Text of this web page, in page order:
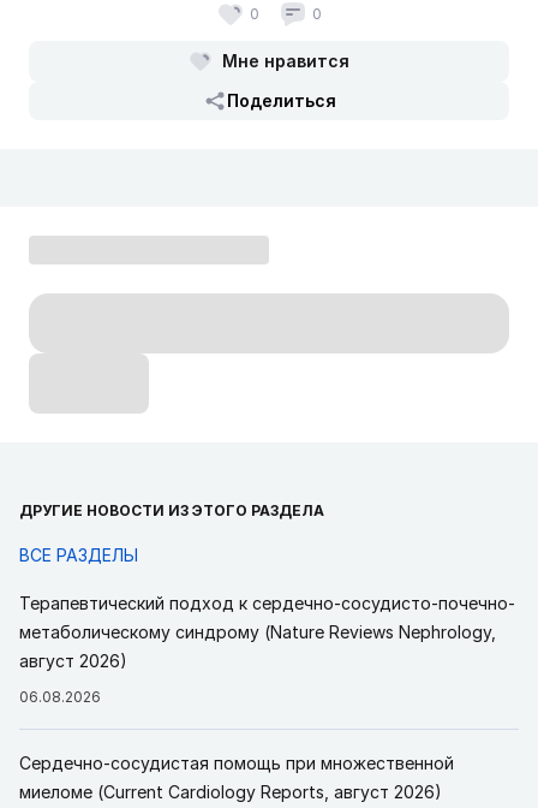
0 0
Мне нравится
Поделиться
ДРУГИЕ НОВОСТИ ИЗ ЭТОГО РАЗДЕЛА
ВСЕ РАЗДЕЛЫ
Терапевтический подход к сердечно-сосудисто-почечно-
метаболическому синдрому (Nature Reviews Nephrology,
август 2026)
06.08.2026
Сердечно-сосудистая помощь при множественной
миеломе (Current Cardiology Reports, август 2026)